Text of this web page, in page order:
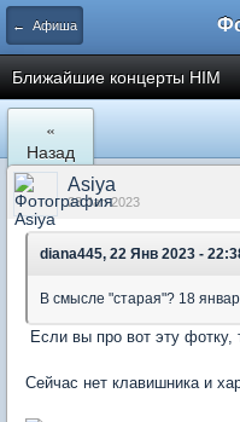
← Афиша
Ближайшие концерты HIM
«
Назад
Asiya
23 Jan 2023
diana445, 22 Янв 2023 -
В смысле "старая"? 18
Если вы про вот эту фотку,
Сейчас нет клавишника и